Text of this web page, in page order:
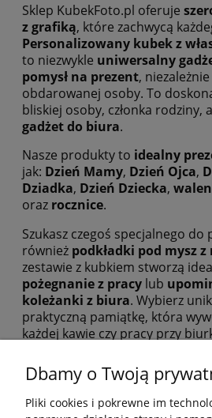
Sklep KubekFoto.pl oferuje
z grafiką, które zachwycą
Personalizowany kubek z
to niezwykle uniwersalny
pomysł na prezent,
obdarowanej osoby. To
bliskiej osoby, członka rodziny,
gadżet do biura.
Nasze produkty to idealny
jak: Dzień Mamy, Dzień Ojca,
Dziadka, Dzień Dziecka,
oraz rocznice.
Szukasz czegoś specjalnego do
również podkładki pod mysz
zestawie z kubkiem stworzą
pożegnanie z pracy lub
koleżanki z biura. Wybierz
praktyczną pamiątkę, która
każdej kawie czy pracy przy
Dbamy o Twoją
Pliki cookies i pokrewne im